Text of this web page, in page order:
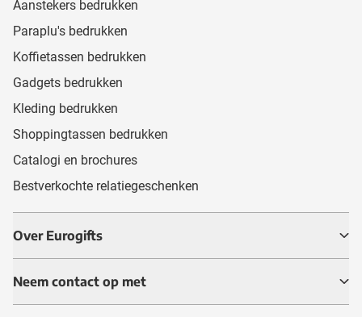
Aanstekers bedrukken
Paraplu's bedrukken
Koffietassen bedrukken
Gadgets bedrukken
Kleding bedrukken
Shoppingtassen bedrukken
Catalogi en brochures
Bestverkochte relatiegeschenken
Over Eurogifts
Neem contact op met